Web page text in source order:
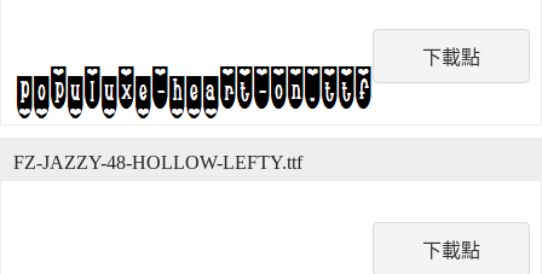
下載點
下載點
FZ-JAZZY-48-HOLLOW-LEFTY.ttf